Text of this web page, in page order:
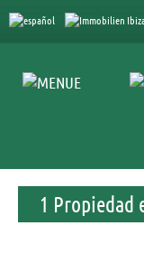
1 Propiedad